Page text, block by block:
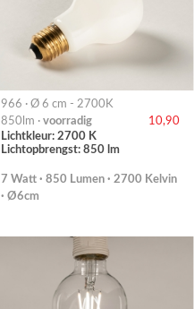
966 · Ø 6 cm - 2700K
850lm · voorradig
10,90
Lichtkleur: 2700 K
Lichtopbrengst: 850 lm
7 Watt · 850 Lumen · 2700 Kelvin
· Ø6cm